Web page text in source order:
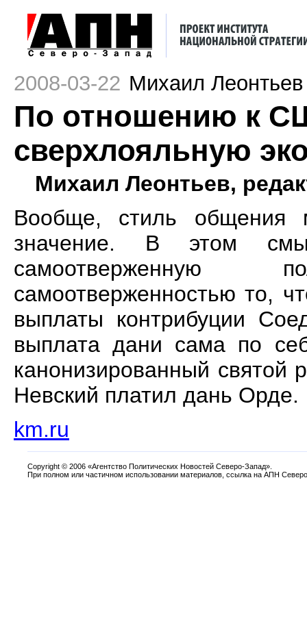
2008-03-22 Михаил Леонтьев
По отношению к
сверхлояльную
Михаил Леонтьев,
Вообще, стиль общения
значение. В этом
самоотверженную
самоотверженностью то,
выплаты контрибуции
выплата дани сама по
канонизированный святой
Невский платил дань Орде.
km.ru
Copyright © 2006 «Агентство Политических Новостей Северо-Запад».
При полном или частичном использовании материалов, ссылка на АПН